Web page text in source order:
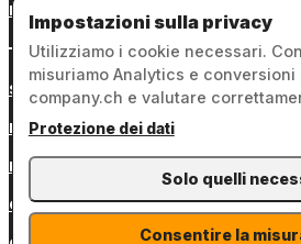
Imbianchino
Sign in
Note legali
Protezione dei dati
Condizioni generali
Impostazioni sulla privacy
Utilizziamo i cookie necessari.
misuriamo Analytics e
company.ch e valutare
Protezione dei dati
Solo quelli
Consentire la